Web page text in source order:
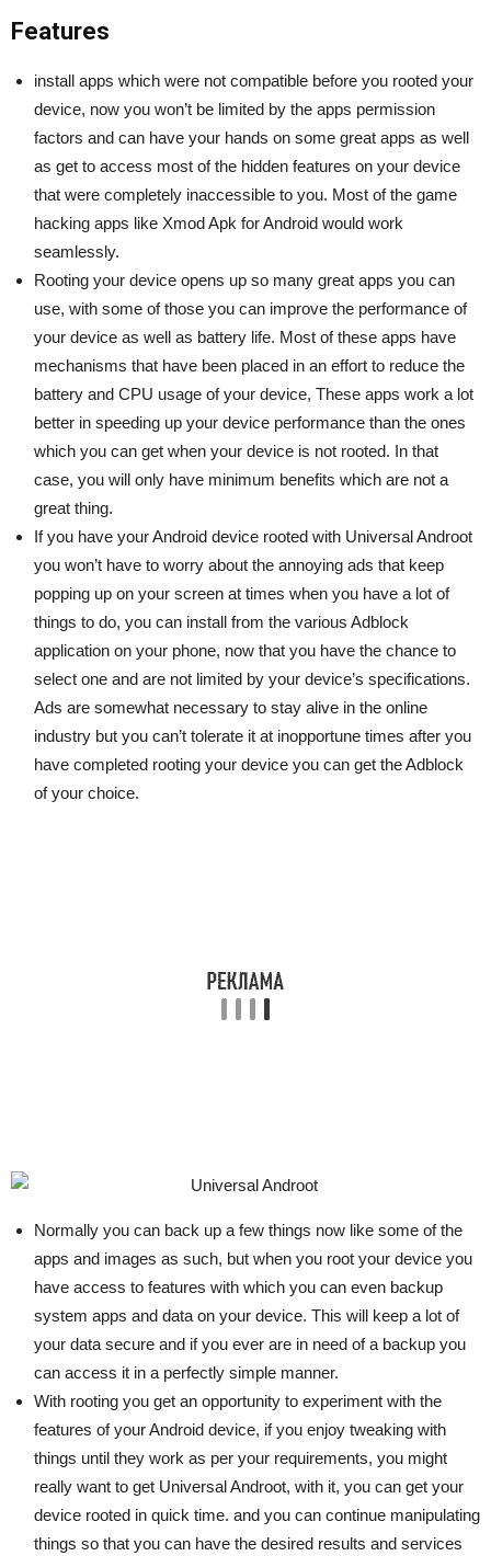
Features
install apps which were not compatible before you rooted your
device, now you won’t be limited by the apps permission
factors and can have your hands on some great apps as well
as get to access most of the hidden features on your device
that were completely inaccessible to you. Most of the game
hacking apps like Xmod Apk for Android would work
seamlessly.
Rooting your device opens up so many great apps you can
use, with some of those you can improve the performance of
your device as well as battery life. Most of these apps have
mechanisms that have been placed in an effort to reduce the
battery and CPU usage of your device, These apps work a lot
better in speeding up your device performance than the ones
which you can get when your device is not rooted. In that
case, you will only have minimum benefits which are not a
great thing.
If you have your Android device rooted with Universal Androot
you won’t have to worry about the annoying ads that keep
popping up on your screen at times when you have a lot of
things to do, you can install from the various Adblock
application on your phone, now that you have the chance to
select one and are not limited by your device’s specifications.
Ads are somewhat necessary to stay alive in the online
industry but you can’t tolerate it at inopportune times after you
have completed rooting your device you can get the Adblock
of your choice.
Normally you can back up a few things now like some of the
apps and images as such, but when you root your device you
have access to features with which you can even backup
system apps and data on your device. This will keep a lot of
your data secure and if you ever are in need of a backup you
can access it in a perfectly simple manner.
With rooting you get an opportunity to experiment with the
features of your Android device, if you enjoy tweaking with
things until they work as per your requirements, you might
really want to get Universal Androot, with it, you can get your
device rooted in quick time. and you can continue manipulating
things so that you can have the desired results and services